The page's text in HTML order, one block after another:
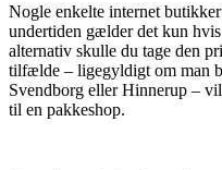
Nogle enkelte internet
undertiden gælder det kun
alternativ skulle du tage den
tilfælde – ligegyldigt om man
Svendborg eller Hinnerup –
til en pakkeshop.